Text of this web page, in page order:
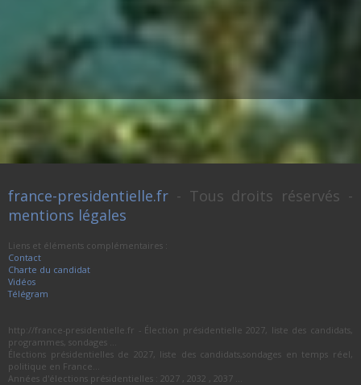
france-presidentielle.fr - Tous droits réservés -
mentions légales
Liens et éléments complémentaires :
Contact
Charte du candidat
Vidéos
Télégram
http://france-presidentielle.fr - Élection présidentielle 2027, liste des candidats,
programmes, sondages ...
Élections présidentielles de 2027, liste des candidats,sondages en temps réel,
politique en France...
Années d'élections présidentielles : 2027 , 2032 , 2037 ...